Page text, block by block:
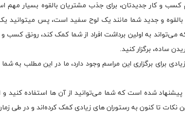
کسب و کار جدیدتان، برای جذب مشتریان بالقوه بسیار
بالقوه و جدید شما مانند یک لوح سفید است، پس میتوانید یک
می‌‍‌‌تواند به اولین برداشت افراد از شما کمک کند، رونق کسب و
ساده، برگزار کنید.
برای برگزاری این مراسم وجود دارد، ما در این مطلب به
پیشنهاد شده است که شما می‌توانید از آن ها استفاده کنید
تا کنون به رستوران های زیادی کمک کرده‌اند و در طی زمان